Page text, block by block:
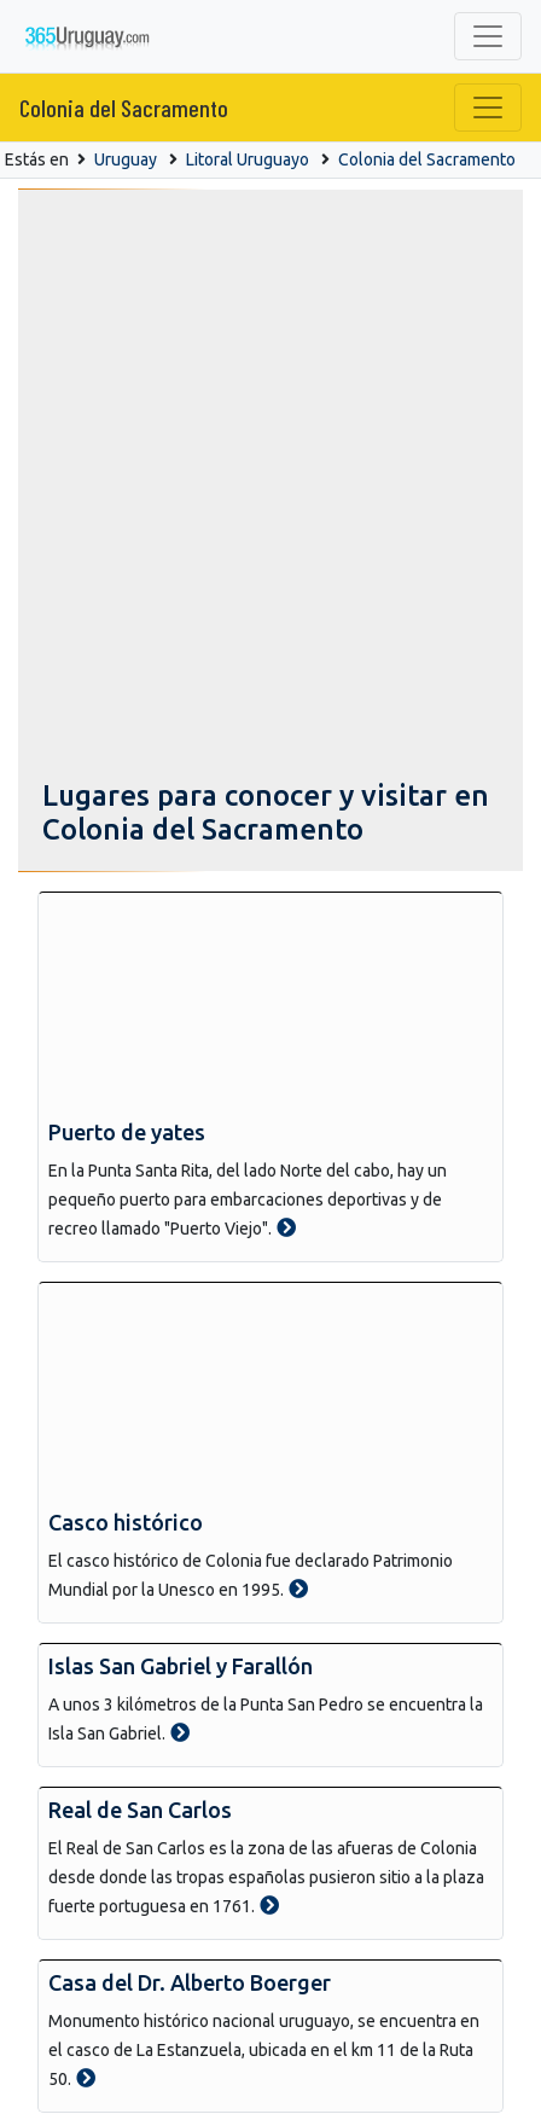
Colonia del Sacramento
Estás en Uruguay Litoral Uruguayo Colonia del Sacramento
Lugares para conocer y visitar en
Colonia del Sacramento
Puerto de yates
En la Punta Santa Rita, del lado Norte del cabo, hay un
pequeño puerto para embarcaciones deportivas y de
recreo llamado "Puerto Viejo".
Casco histórico
El casco histórico de Colonia fue declarado Patrimonio
Mundial por la Unesco en 1995.
Islas San Gabriel y Farallón
A unos 3 kilómetros de la Punta San Pedro se encuentra la
Isla San Gabriel.
Real de San Carlos
El Real de San Carlos es la zona de las afueras de Colonia
desde donde las tropas españolas pusieron sitio a la plaza
fuerte portuguesa en 1761.
Casa del Dr. Alberto Boerger
Monumento histórico nacional uruguayo, se encuentra en
el casco de La Estanzuela, ubicada en el km 11 de la Ruta
50.